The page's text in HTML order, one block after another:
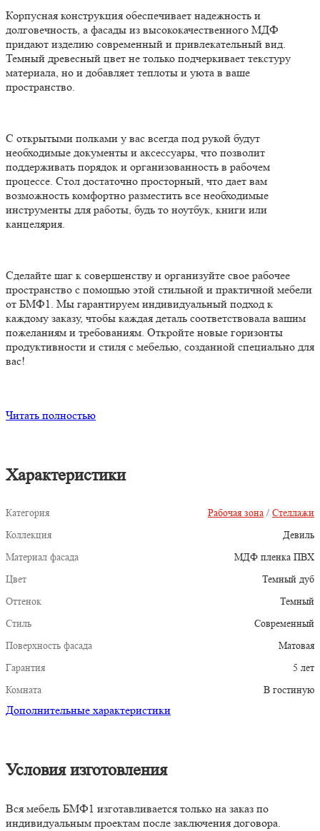
Корпусная конструкция обеспечивает надежность и
долговечность, а фасады из высококачественного МДФ
придают изделию современный и привлекательный вид.
Темный древесный цвет не только подчеркивает текстуру
материала, но и добавляет теплоты и уюта в ваше
пространство.
С открытыми полками у вас всегда под рукой будут
необходимые документы и аксессуары, что позволит
поддерживать порядок и организованность в рабочем
процессе. Стол достаточно просторный, что дает вам
возможность комфортно разместить все необходимые
инструменты для работы, будь то ноутбук, книги или
канцелярия.
Сделайте шаг к совершенству и организуйте свое рабочее
пространство с помощью этой стильной и практичной мебели
от БМФ1. Мы гарантируем индивидуальный подход к
каждому заказу, чтобы каждая деталь соответствовала вашим
пожеланиям и требованиям. Откройте новые горизонты
продуктивности и стиля с мебелью, созданной специально для
вас!
Читать полностью
Характеристики
Категория Рабочая зона / Стеллажи
Коллекция
Девиль
Материал фасада
МДФ пленка ПВХ
Цвет
Темный дуб
Оттенок
Темный
Стиль
Современный
Поверхность фасада
Матовая
Гарантия
5 лет
Комната
В гостиную
Дополнительные характеристики
Условия изготовления
Вся мебель БМФ1 изготавливается только на заказ по
индивидуальным проектам после заключения договора.